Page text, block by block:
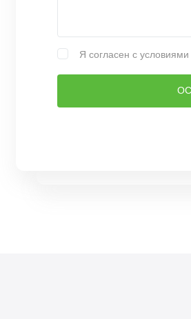
Я согласен с условиями